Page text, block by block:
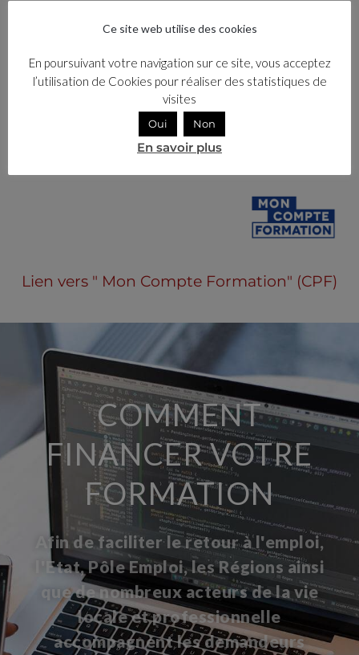
Pendant formation
Après formation
Méthode et Techniques d'évaluation jalonnant
ou terminant la formation
Lien vers " Mon Compte Formation" (CPF)
COMMENT
FINANCER VOTRE
FORMATION
Afin de faciliter le retour à l'emploi,
l'Etat, Pôle Emploi, les Régions ainsi
que de nombreux acteurs de la vie
locale et professionnelle
accompagnent les demandeurs
Ce site web utilise des cookies
En poursuivant votre navigation sur ce site, vous acceptez
l’utilisation de Cookies pour réaliser des statistiques de
visites
Oui Non
En savoir plus